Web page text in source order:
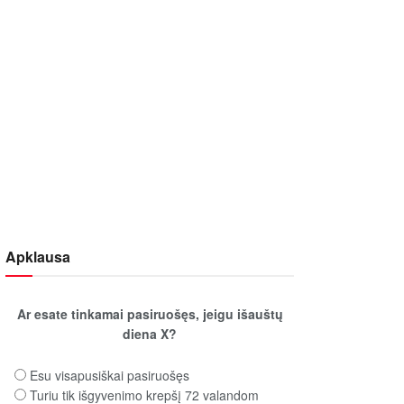
Apklausa
Ar esate tinkamai pasiruošęs, jeigu išauštų
diena X?
Esu visapusiškai pasiruošęs
Turiu tik išgyvenimo krepšį 72 valandom